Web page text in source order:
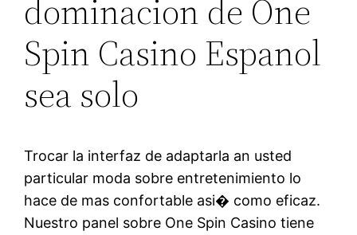
dominacion de One
Spin Casino Espanol
sea solo
Trocar la interfaz de adaptarla an usted
particular moda sobre entretenimiento lo
hace de mas confortable asi� como eficaz.
Nuestro panel sobre One Spin Casino tiene